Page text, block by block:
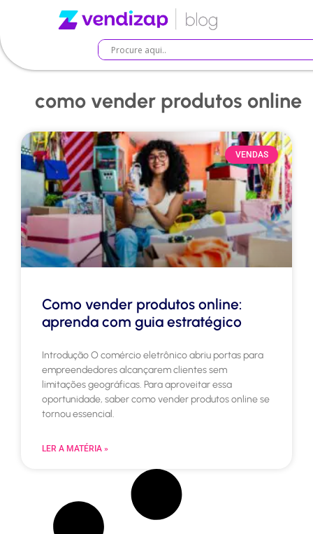
como vender produtos online
VENDAS
Como vender produtos online:
aprenda com guia estratégico
Introdução O comércio eletrônico abriu portas para
empreendedores alcançarem clientes sem
limitações geográficas. Para aproveitar essa
oportunidade, saber como vender produtos online se
tornou essencial.
LER A MATÉRIA »